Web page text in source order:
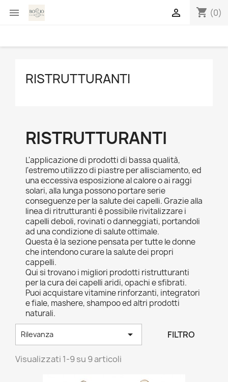
 shopping_cart (0)

RISTRUTTURANTI
RISTRUTTURANTI
L'applicazione di prodotti di bassa qualità,
l'estremo utilizzo di piastre per allisciamento, ed
una eccessiva esposizione al calore o ai raggi
solari, alla lunga possono portare serie
conseguenze per la salute dei capelli. Grazie alla
linea di ritrutturanti è possibile rivitalizzare i
capelli deboli, rovinati o danneggiati, portandoli
ad una condizione di salute ottimale.
Questa è la sezione pensata per tutte le donne
che intendono curare la salute dei propri
cappelli.
Qui si trovano i migliori prodotti ristrutturanti
per la cura dei capelli aridi, opachi e sfibrati.
Puoi acquistare vitamine rinforzanti, integratori
e fiale, mashere, shampoo ed altri prodotti
naturali.
Rilevanza  FILTRO
Visualizzati 1-9 su 9 articoli